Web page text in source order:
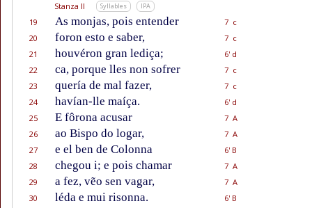
Stanza II Syllables IPA
19 As monjas, pois entender
7 c
20
foron esto e saber,
7 c
21
houvéron gran lediça;
6' d
22
ca, porque lles non sofrer
7 c
23
quería de mal fazer,
7 c
24
havían-lle maíça.
6' d
25
E fôrona acusar
7 A
26
ao Bispo do logar,
7 A
27
e el ben de Colonna
6' B
28
chegou i; e pois chamar
7 A
29
a fez, vẽo sen vagar,
7 A
30
léda e mui risonna.
6' B